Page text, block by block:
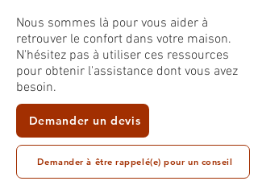
Nous sommes là pour vous aider à
retrouver le confort dans votre maison.
N'hésitez pas à utiliser ces ressources
pour obtenir l'assistance dont vous avez
besoin.
Demander un devis
Demander à être rappelé(e) pour un conseil